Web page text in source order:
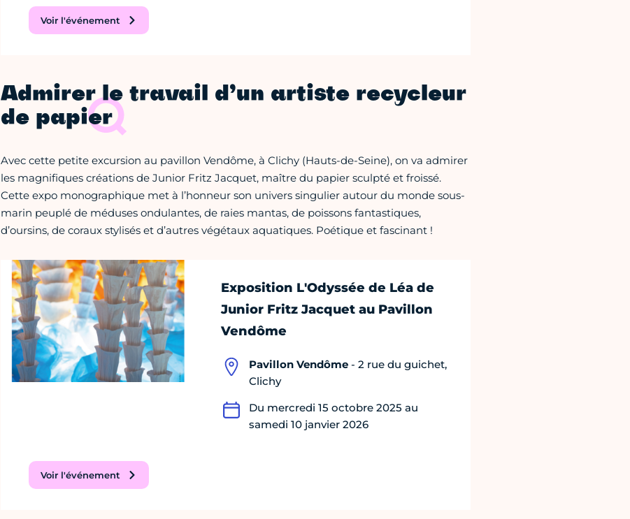
Voir l'événement
Admirer le travail d’un artiste recycleur
de papier
Avec cette petite excursion au pavillon Vendôme, à Clichy (Hauts-de-Seine), on va admirer
les magnifiques créations de Junior Fritz Jacquet, maître du papier sculpté et froissé.
Cette expo monographique met à l’honneur son univers singulier autour du monde sous-
marin peuplé de méduses ondulantes, de raies mantas, de poissons fantastiques,
d’oursins, de coraux stylisés et d’autres végétaux aquatiques. Poétique et fascinant !
Exposition L'Odyssée de Léa de
Junior Fritz Jacquet au Pavillon
Vendôme
Pavillon Vendôme- 2 rue du guichet,
Clichy
Du mercredi 15 octobre 2025 au
samedi 10 janvier 2026
Voir l'événement